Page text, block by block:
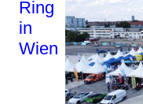
Ring
in
Wien